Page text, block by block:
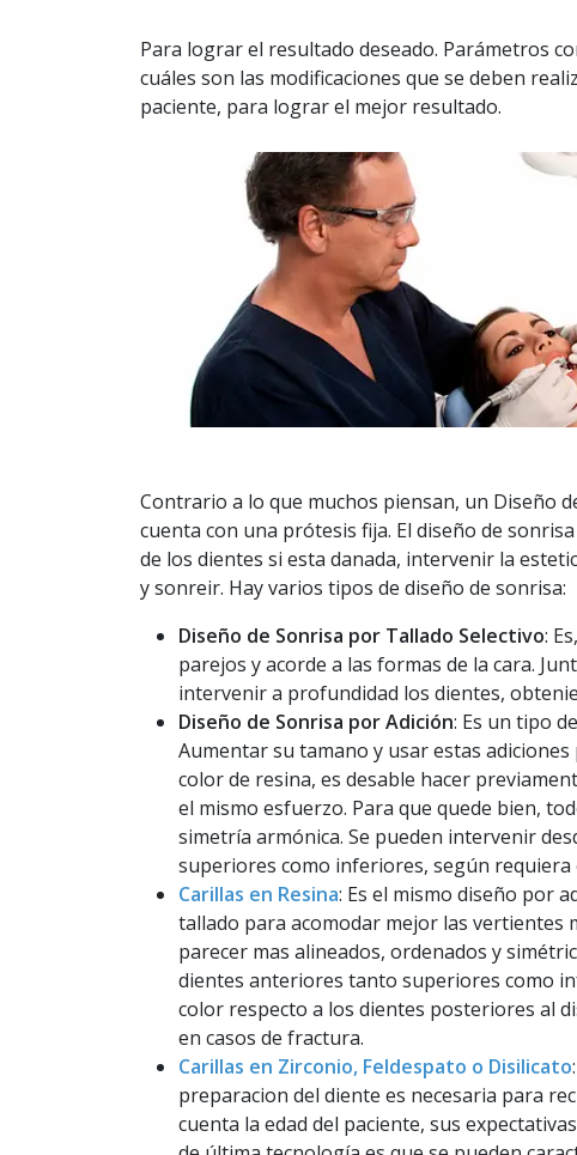
Para lograr el resultado deseado. Parámetros
cuáles son las modificaciones que se deben
paciente, para lograr el mejor resultado.
Contrario a lo que muchos piensan, un Diseño
cuenta con una prótesis fija. El diseño de
de los dientes si esta danada, intervenir la
y sonreir. Hay varios tipos de diseño de sonrisa:
Diseño de Sonrisa por Tallado Selectivo:
parejos y acorde a las formas de la cara.
intervenir a profundidad los dientes,
Diseño de Sonrisa por Adición: Es un tipo
Aumentar su tamano y usar estas
color de resina, es desable hacer
el mismo esfuerzo. Para que quede bien,
simetría armónica. Se pueden intervenir
superiores como inferiores, según requiera
Carillas en Resina: Es el mismo diseño por
tallado para acomodar mejor las vertientes
parecer mas alineados, ordenados y
dientes anteriores tanto superiores como
color respecto a los dientes posteriores al
en casos de fractura.
Carillas en Zirconio, Feldespato o Disilicato
preparacion del diente es necesaria para
cuenta la edad del paciente, sus